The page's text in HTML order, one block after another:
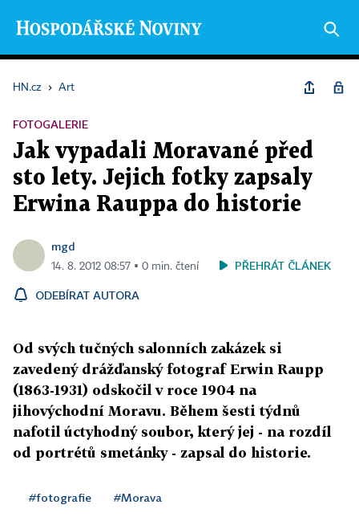
HN.cz › Art
FOTOGALERIE
Jak vypadali Moravané před
sto lety. Jejich fotky zapsaly
Erwina Rauppa do historie
mgd
14. 8. 2012 08:57 ▪ 0 min. čtení PŘEHRÁT ČLÁNEK
ODEBÍRAT AUTORA
Od svých tučných salonních zakázek si
zavedený drážďanský fotograf Erwin Raupp
(1863-1931) odskočil v roce 1904 na
jihovýchodní Moravu. Během šesti týdnů
nafotil úctyhodný soubor, který jej - na rozdíl
od portrétů smetánky - zapsal do historie.
#fotografie #Morava